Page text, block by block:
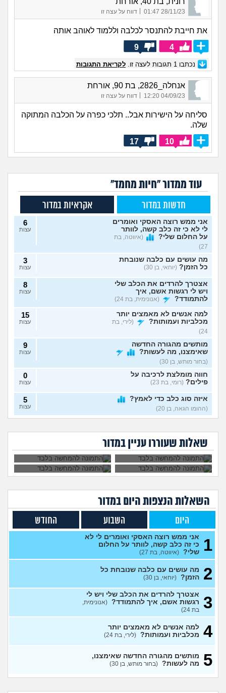
28/11/23 01:47
| דווח על עצה זו
את חייבת להתנסר לכלבה וללמוד לאוהב אותה
4
9
נכתבו 1 תגובות לעצה זו. לקריאת התגובות
אנחלה_2826, בת 90, אורחת
04/09/23 12:20 דווח על עצה זו
סליחה על הישירות אבל.. תלכי כפרה על הכלבה המתוקה
שלה.
10
17
עוד ממדור "חיות מחמד"
חדשות במדור אקראיות במדור
אני ממש רוצה האסקי ואומרים
לי לא כי זה כלב קשה, לוותר
על החלום שלי?
(איווטה, בת
27)
6
עצות
מה עושים עם כלבה שנובחת
כל הזמן? (יוחאי, בן 30)
3
עצות
אצטרך להרדים את הכלב שלי
ויש לי רגשות אשם, איך
להתמודד?
(אנונימית, בת 24)
8
עצות
למה אנשים לא מאמצים יותר
מכלביות ועמותות?
(לירי, בת
24)
15
עצות
מותשים מהגורה החדשה
שאימצנו, מה לעשות?
(בחור מותש, בן 30)
9
עצות
חווה מומלצת לרכיבה על
פילים? (רומי, בת 23)
0
עצות
איזה סוג כלב כדי לאמץ?
(ההומו הגאה, בן 20)
5
עצות
מחמד שמתו לכם?
(אנונימי,
בת 26)
עצות
אימצתי גורת כלבים לפני
כשבועיים, התחילו לי חששות
שהיא נשארת שעות לבד
(אנונימית, בת 22)
4
למה אתם חושבים שבני אדם
נוצרו מקופים?
(עליזה
גפן, בת 20)
10
מה עושים כשיש כלב בפנסיון
מסוכן כמעט מת? (אמאלה מה
שקורה בפנסי, בת 39)
עצות
הכלבה שלי נדרסה איך אני
מצליח להתגבר על זה? (שם
הבאתי חתולה ולקח לי זמן
איך אפשר לפתור את הבעיה?
(ליאור, בן 24)
לישמניה כלבים האם זו מחלה
(כליל, בת 20)
המכנסיים?
(אנונימית, בת 16)
מאז והמתמיד נגעלתי מפרווה
ובעלי הביא כלב, איך הייתם
עצות
שאלות שעוררו עניין במדור
הביאה כלבה למרות
סובלת איתה, נפגע לי
איכות החיים
כבר לא מסתדרים עם
למצוא לו פיתרון
אימוץ, מה לעשות?
אחותי שונאת כלבים
ומלכלכת עליהם
בכוונה כדי לעצבן
אותי
החתול החדש שהבאנו
שלנו. להחזיר
לעמותה?
השאלות הנצפות היוםבמדור
היום השבוע החודש
1
אני ממש רוצה האסקי ואומרים לי לא
כי זה כלב קשה, לוותר על החלום
שלי? (איווטה, בת 27)
2
מה עושים עם כלבה שנובחת כל
הזמן? (יוחאי, בן 30)
3 אצטרך להרדים את הכלב שלי ויש לי
רגשות אשם, איך להתמודד? (אנונימית,
בת 24)
4 למה אנשים לא מאמצים יותר
מכלביות ועמותות? (לירי, בת 24)
5
מותשים מהגורה החדשה שאימצנו,
מה לעשות? (בחור מותש, בן 30)